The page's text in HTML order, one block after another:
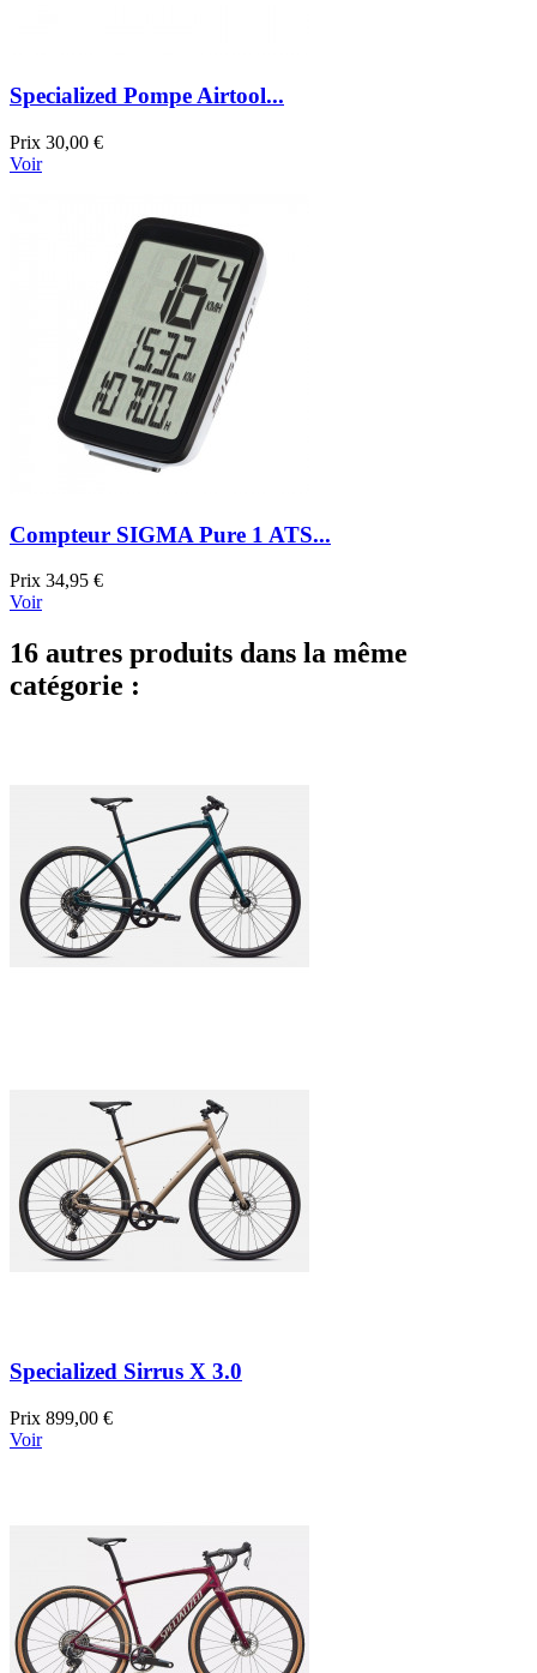
Specialized Pompe Airtool...
Prix 30,00 €
Voir
Compteur SIGMA Pure 1 ATS...
Prix 34,95 €
Voir
16 autres produits dans la même
catégorie :
Specialized Sirrus X 3.0
Prix 899,00 €
Voir